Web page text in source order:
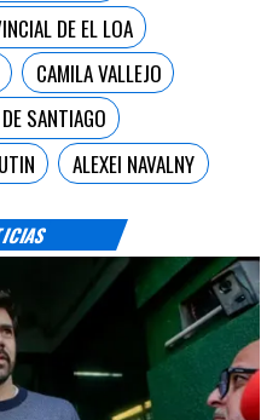
DE EL LOA
CAMILA VALLEJO
SANTIAGO
ALEXEI NAVALNY